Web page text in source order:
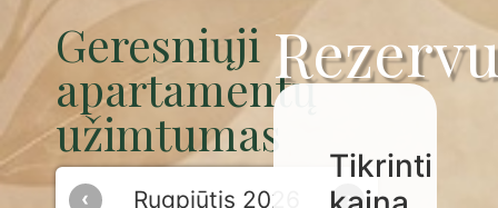
Geresniųji
apartamentų
užimtumas
‹ ›
Rugpjūtis 2026
Tikrinti